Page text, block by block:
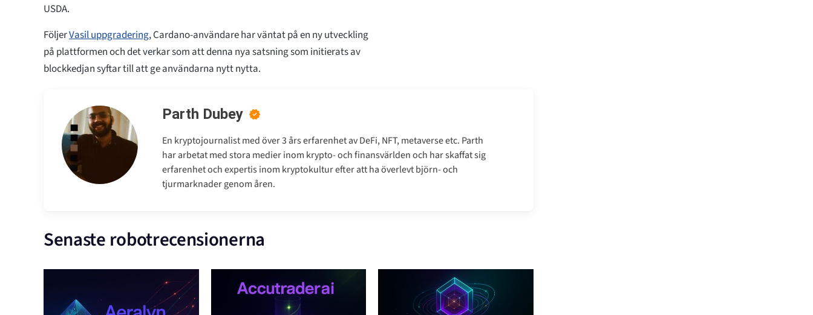
USDA.
FöljerVasil uppgradering, Cardano-användare har väntat på en ny utveckling
på plattformen och det verkar som att denna nya satsning som initierats av
blockkedjan syftar till att ge användarna nytt nytta.
Parth Dubey
En kryptojournalist med över 3 års erfarenhet av DeFi, NFT, metaverse etc. Parth
har arbetat med stora medier inom krypto- och finansvärlden och har skaffat sig
erfarenhet och expertis inom kryptokultur efter att ha överlevt björn- och
tjurmarknader genom åren.
Senaste robotrecensionerna